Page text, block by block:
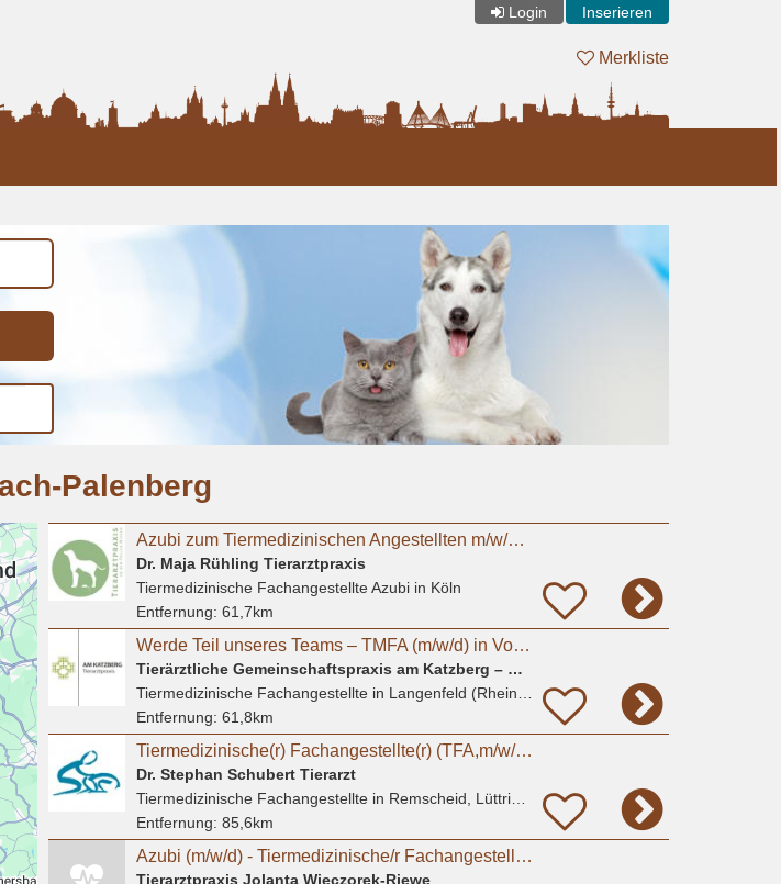
Login Inserieren
Merkliste
Palenberg
Azubi zum Tiermedizinischen Angestellten m/w/d in Kleintierpraxis Köln Poll gesucht
Dr. Maja Rühling Tierarztpraxis
Tiermedizinische Fachangestellte Azubiin Köln
Entfernung: 61,7km
Werde Teil unseres Teams – TMFA (m/w/d) in Vollzeit
Tierärztliche Gemeinschaftspraxis am Katzberg – Köhn-Wieser und Wieser (GbR)
Tiermedizinische Fachangestelltein Langenfeld (Rheinland)
Entfernung: 61,8km
Tiermedizinische(r) Fachangestellte(r) (TFA,m/w/d) in Voll-oder Teilzeit
Dr. Stephan Schubert Tierarzt
Tiermedizinische Fachangestelltein Remscheid, Lüttringhausen
Entfernung: 85,6km
Azubi (m/w/d) - Tiermedizinische/r Fachangestellte/r 2026 - Praktikum möglich
Tierarztpraxis Jolanta Wieczorek-Riewe